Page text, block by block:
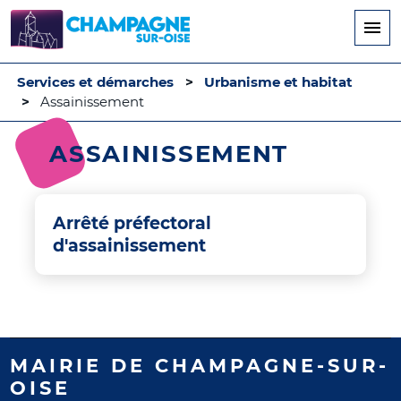
principal
Services et démarches
Urbanisme et habitat
Assainissement
ASSAINISSEMENT
Arrêté préfectoral
d'assainissement
MAIRIE DE CHAMPAGNE-SUR-
OISE